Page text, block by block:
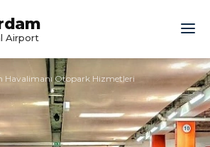
Airport
Havalimanı Otopark Hizmetleri